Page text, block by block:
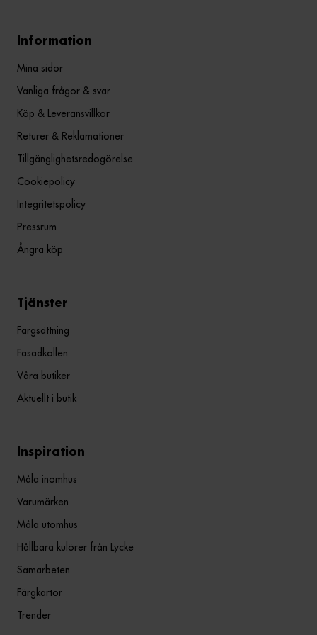
Information
Mina sidor
Vanliga frågor & svar
Köp & Leveransvillkor
Returer & Reklamationer
Tillgänglighetsredogörelse
Cookiepolicy
Integritetspolicy
Pressrum
Ångra köp
Tjänster
Färgsättning
Fasadkollen
Våra butiker
Aktuellt i butik
Inspiration
Måla inomhus
Varumärken
Måla utomhus
Hållbara kulörer från Lycke
Samarbeten
Färgkartor
Trender